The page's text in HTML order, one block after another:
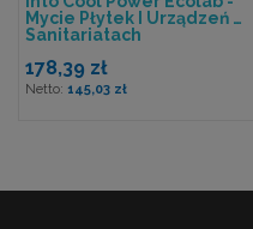
Mycie Płytek I Urządzeń W
Sanitariatach
178,39 zł
145,03 zł